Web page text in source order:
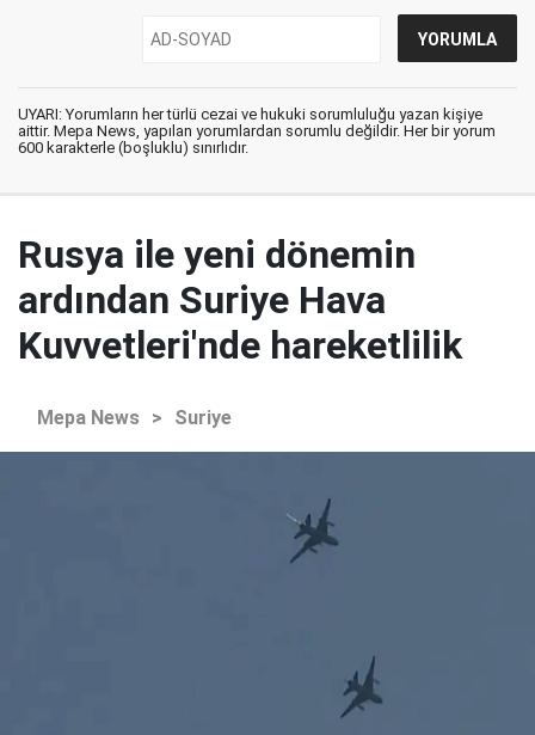
UYARI: Yorumların her türlü cezai ve hukuki sorumluluğu yazan kişiye
aittir. Mepa News, yapılan yorumlardan sorumlu değildir. Her bir yorum
600 karakterle (boşluklu) sınırlıdır.
Rusya ile yeni dönemin
ardından Suriye Hava
Kuvvetleri'nde hareketlilik
Mepa News > Suriye